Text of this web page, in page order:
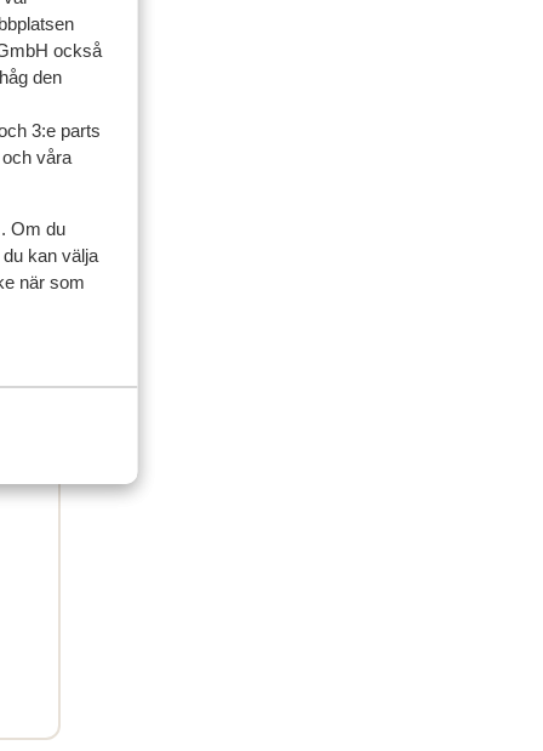
också
den
3:e parts
våra
Om du
kan välja
när som